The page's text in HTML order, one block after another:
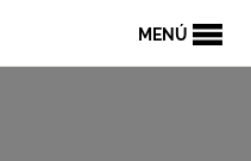
MENÚ